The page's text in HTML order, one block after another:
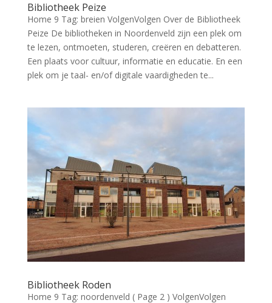
Bibliotheek Peize
Home 9 Tag: breien VolgenVolgen Over de Bibliotheek
Peize De bibliotheken in Noordenveld zijn een plek om
te lezen, ontmoeten, studeren, creëren en debatteren.
Een plaats voor cultuur, informatie en educatie. En een
plek om je taal- en/of digitale vaardigheden te...
Bibliotheek Roden
Home 9 Tag: noordenveld ( Page 2 ) VolgenVolgen